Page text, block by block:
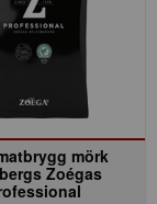
mörk
Zoégas